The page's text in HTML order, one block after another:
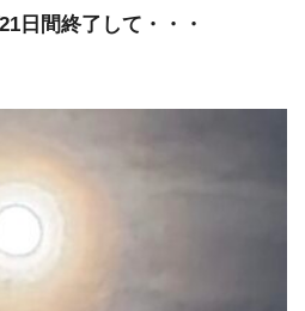
日間終了して・・・